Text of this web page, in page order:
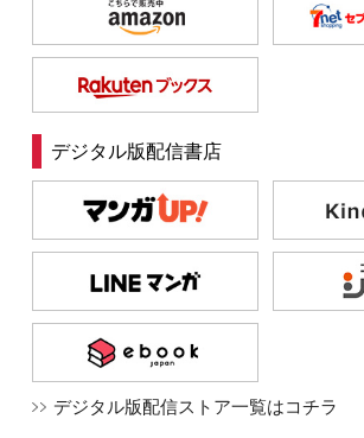
デジタル版配信書店
デジタル版配信ストア一覧はコチラ